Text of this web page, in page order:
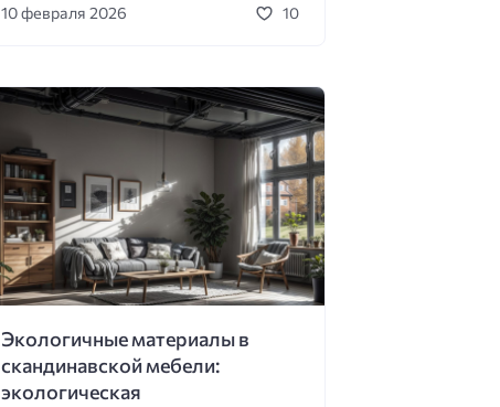
10 февраля 2026 10
Экологичные материалы в
скандинавской мебели:
экологическая